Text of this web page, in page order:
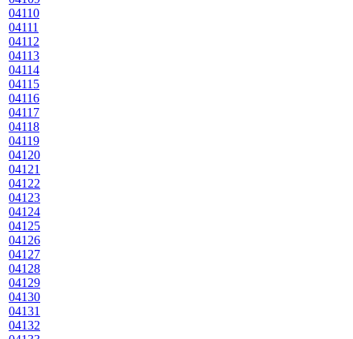
04110
04111
04112
04113
04114
04115
04116
04117
04118
04119
04120
04121
04122
04123
04124
04125
04126
04127
04128
04129
04130
04131
04132